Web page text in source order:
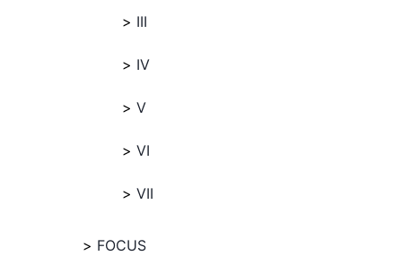
III
IV
V
VI
VII
FOCUS